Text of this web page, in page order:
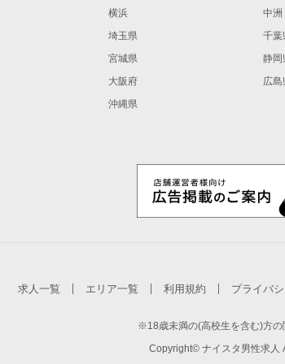
横浜 中洲
埼玉県 千葉
宮城県 静岡
大阪府 広島
沖縄県
求人一覧 エリア一覧 利用規約 プライバ
※18歳未満の(高校生を含む)方の
Copyright© ナイスタ男性求人